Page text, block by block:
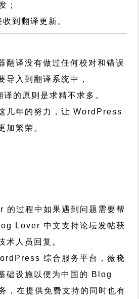
；
到翻译更新。
翻译没有做过任何校对和错误
导入到翻译系统中，
的原则 是求精不求多。
几年的努力，让 WordPress
加繁荣。
过程中如果遇到问题需要帮
Lover 中文支持论坛发帖获
术人员回复。
综合服务平台，薇晓
础设施以便为中国的 Blog
，在提供免费支持的同时也有